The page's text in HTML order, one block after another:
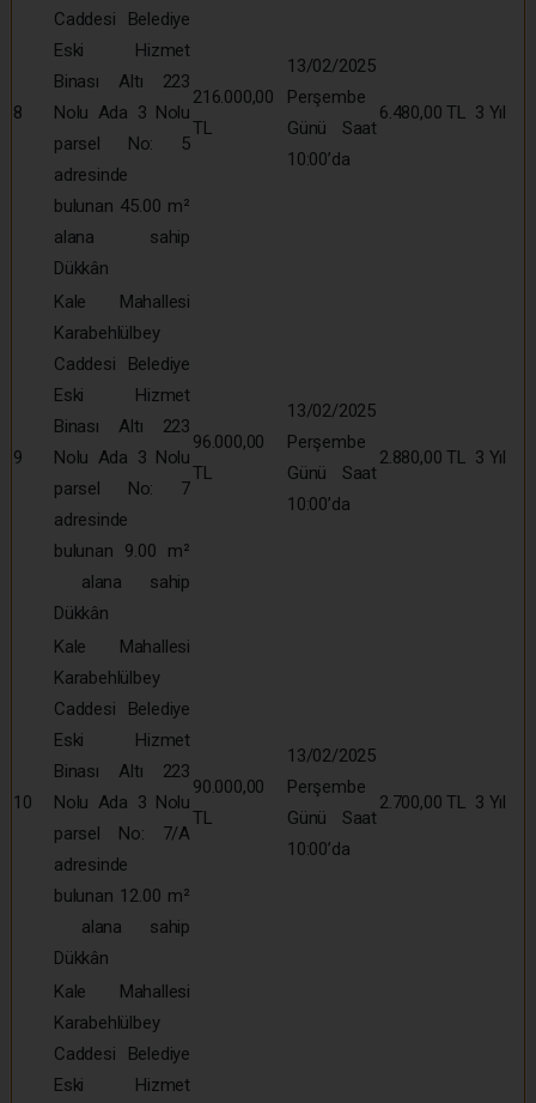
8
Caddesi Belediye
Eski Hizmet
Binası Altı 223
Nolu Ada 3 Nolu
parsel No: 5
adresinde
bulunan 45.00 m²
alana sahip
Dükkân
216.000,00
TL
13/02/2025
Perşembe
Günü Saat
10:00’da
6.480,00 TL 3 Yıl
9
Kale Mahallesi
Karabehlülbey
Caddesi Belediye
Eski Hizmet
Binası Altı 223
Nolu Ada 3 Nolu
parsel No: 7
adresinde
bulunan 9.00 m²
alana sahip
Dükkân
96.000,00
TL
13/02/2025
Perşembe
Günü Saat
10:00’da
2.880,00 TL 3 Yıl
10
Kale Mahallesi
Karabehlülbey
Caddesi Belediye
Eski Hizmet
Binası Altı 223
Nolu Ada 3 Nolu
parsel No: 7/A
adresinde
bulunan 12.00 m²
alana sahip
Dükkân
90.000,00
TL
13/02/2025
Perşembe
Günü Saat
10:00’da
2.700,00 TL 3 Yıl
Kale Mahallesi
Karabehlülbey
Caddesi Belediye
Eski Hizmet